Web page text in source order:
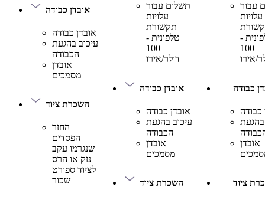
אובדן כבודה
אובדן כבודה
עיכוב בהגעת
הכבודה
אובדן
מסמכים
השכרת ציוד
החזר
הפסדים
שנגרמו עקב
נזק או הרס
לציוד ספורט
שכור
תשלום עבור
עלויות
תקשורת
טלפונית -
100
דולר/אירו
אובדן כבודה
אובדן כבודה
עיכוב בהגעת
הכבודה
אובדן
מסמכים
השכרת ציוד
עבור
עלויות
-
100
אירו
כבודה
כבודה
בהגעת
אובדן
ציוד